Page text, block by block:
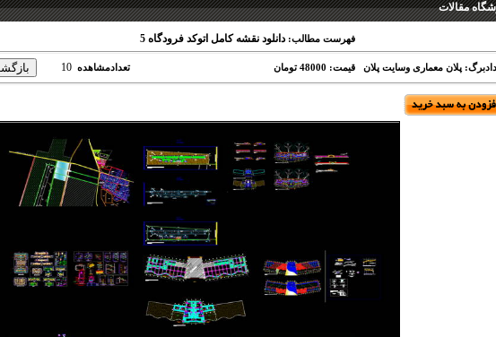
مقالات
فهرست مطالب: دانلود نقشه کامل اتوکد فرودگاه 5
پلان معماری وسایت پلان قیمت: 48000 تومان تعدادمشاهده 10